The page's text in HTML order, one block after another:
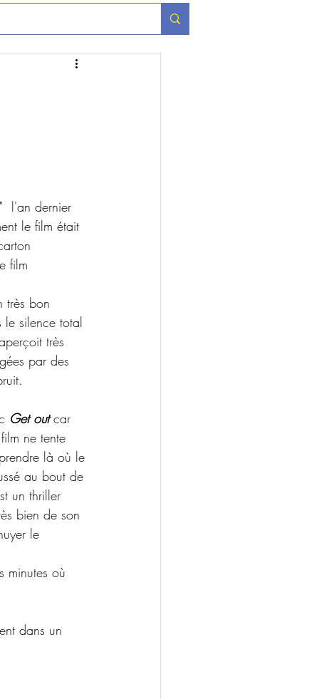
"  l'an dernier
le film était
film
très bon
silence total
très
par des
Get out car
ne tente
là où le
au bout de
un thriller
bien de son
le
minutes où
dans un